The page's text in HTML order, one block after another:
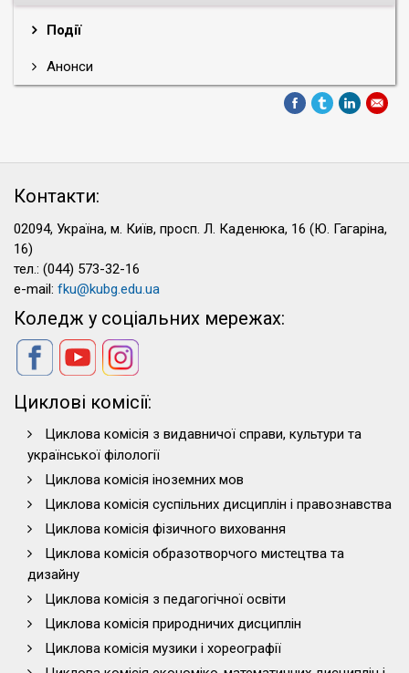
Події
Анонси
Контакти:
02094, Україна, м. Київ, просп. Л. Каденюка, 16 (Ю. Гагаріна,
16)
тел.: (044) 573-32-16
e-mail: fku@kubg.edu.ua
Коледж у соціальних мережах:
Циклові комісії:
Циклова комісія з видавничої справи, культури та
української філології
Циклова комісія іноземних мов
Циклова комісія суспільних дисциплін і правознавства
Циклова комісія фізичного виховання
Циклова комісія образотворчого мистецтва та
дизайну
Циклова комісія з педагогічної освіти
Циклова комісія природничих дисциплін
Циклова комісія музики і хореографії